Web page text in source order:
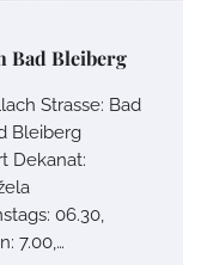
Bad Bleiberg
Strasse: Bad
Bleiberg
Dekanat:
06.30,
7.00,…